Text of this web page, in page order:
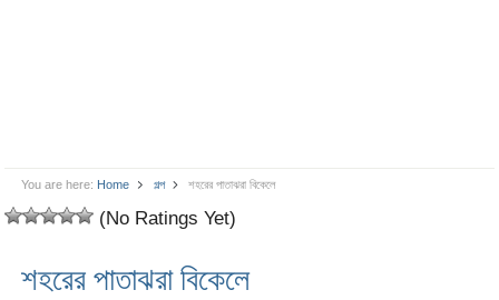
You are here: Home গল্প শহরের পাতাঝরা বিকেলে
(No Ratings Yet)
শহরের পাতাঝরা বিকেলে